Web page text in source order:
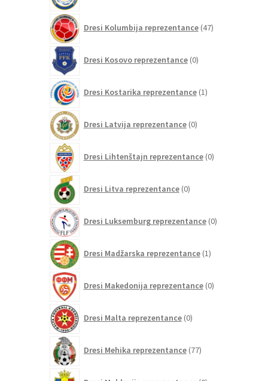
Dresi Kolumbija reprezentance 47izdelkov
Dresi Kosovo reprezentance 0izdelkov
Dresi Kostarika reprezentance 1izdelek
Dresi Latvija reprezentance 0izdelkov
Dresi Lihtenštajn reprezentance 0izdelkov
Dresi Litva reprezentance 0izdelkov
Dresi Luksemburg reprezentance 0izdelkov
Dresi Madžarska reprezentance 1izdelek
Dresi Makedonija reprezentance 0izdelkov
Dresi Malta reprezentance 0izdelkov
Dresi Mehika reprezentance 77izdelkov